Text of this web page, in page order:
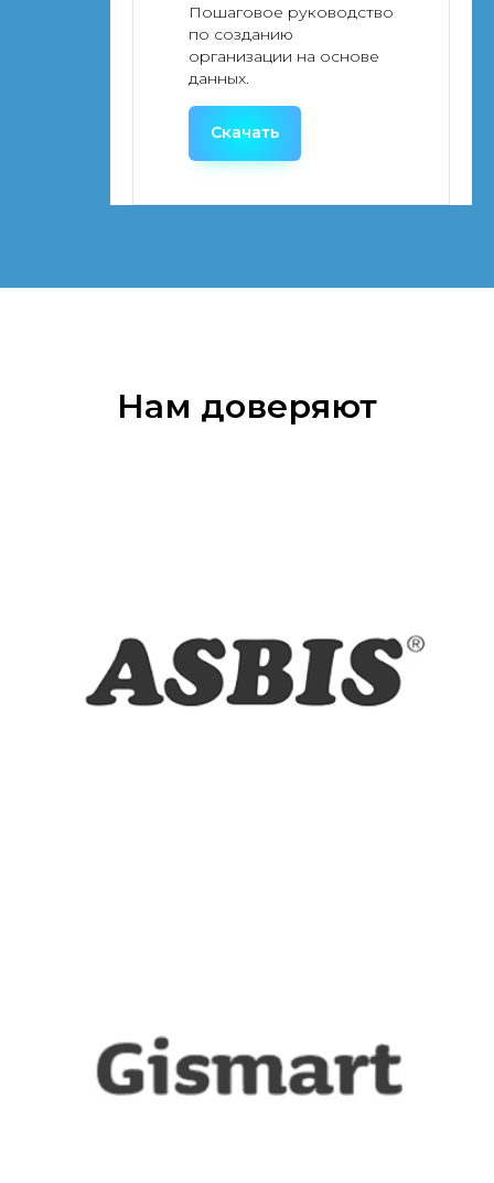
Пошаговое руководство
по созданию
организации на основе
данных.
Скачать
Нам доверяют